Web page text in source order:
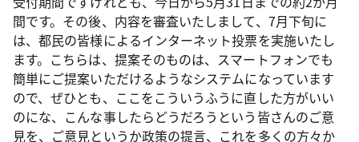
間です。その後、内容を審査いたしまして、7月下旬に
は、都民の皆様によるインターネット投票を実施いたし
ます。こちらは、提案そのものは、スマートフォンでも
簡単にご提案いただけるようなシステムになっています
ので、ぜひとも、ここをこういうふうに直した方がいい
のにな、こんな事したらどうだろうという皆さんのご意
見を、ご意見というか政策の提言、これを多くの方々か